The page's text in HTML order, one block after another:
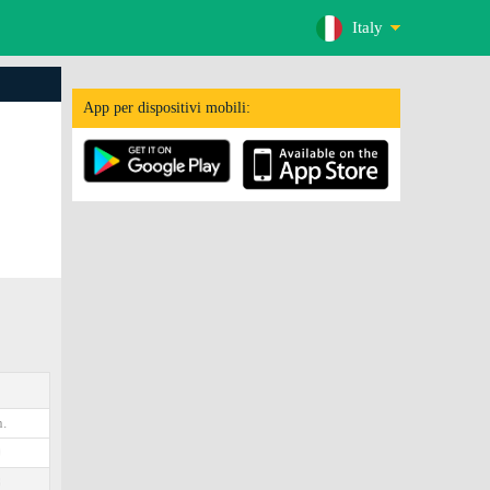
Italy
App per dispositivi mobili: